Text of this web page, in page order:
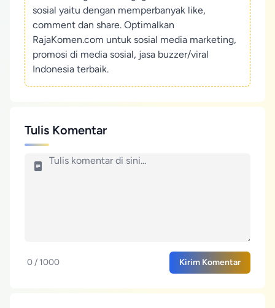
sosial yaitu dengan memperbanyak like,
comment dan share. Optimalkan
RajaKomen.com untuk sosial media marketing,
promosi di media sosial, jasa buzzer/viral
Indonesia terbaik.
Tulis Komentar
0 / 1000 Kirim Komentar